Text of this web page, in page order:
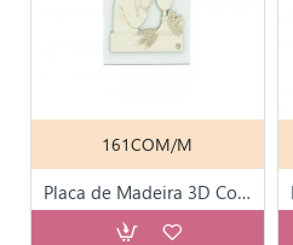
161COM/M
Placa de Madeira 3D Comunhão - Menino